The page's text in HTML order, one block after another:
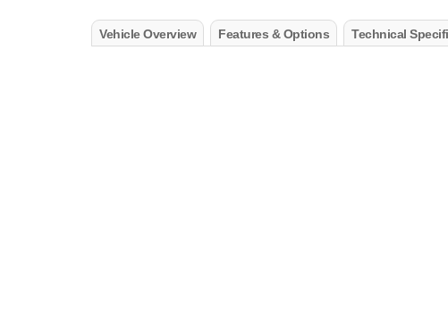
Vehicle Overview Features & Options Technical